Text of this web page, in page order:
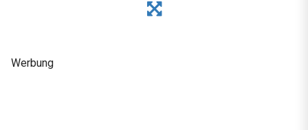
Werbung